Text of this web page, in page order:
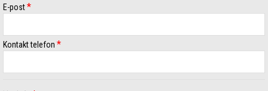
E-post*
Kontakt telefon *